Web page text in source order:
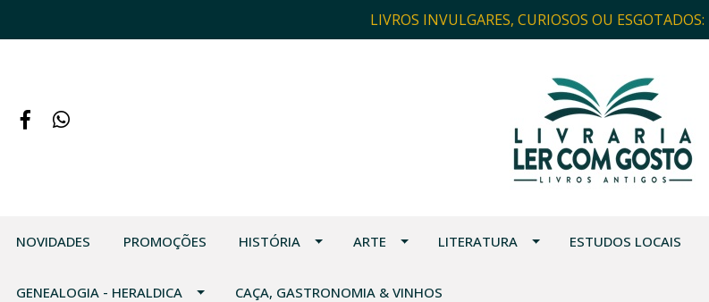
LIVROS INVULGARES, CURIOSOS OU
NOVIDADES PROMOÇÕES HISTÓRIA ARTE LITERATURA ESTUDOS LOCAIS
GENEALOGIA - HERALDICA CAÇA, GASTRONOMIA & VINHOS